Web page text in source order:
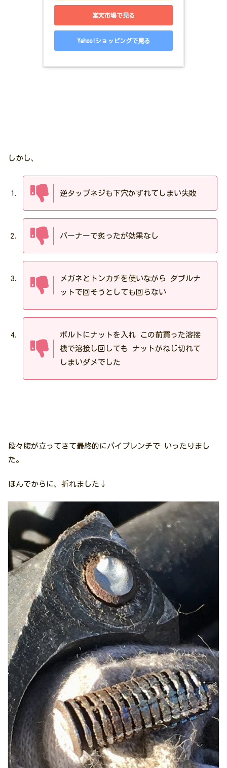
楽天市場で見る
Yahoo!ショッピングで見る
しかし、
逆タップネジも下穴がずれてしまい失敗
バーナーで炙ったが効果なし
メガネとトンカチを使いながら ダブルナ
ットで回そうとしても回らない
ボルトにナットを入れ この前買った溶接
機で溶接し回しても ナットがねじ切れて
しまいダメでした
段々腹が立ってきて最終的にパイプレンチで いったりまし
た。
ほんでからに、折れました↓